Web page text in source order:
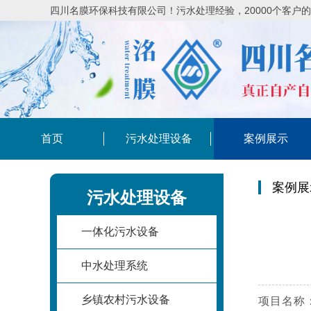
四川名膜环保科技有限公司！污水处理经验，20000个客户
首页 污水处理设备 案例展示
污水处理设备
一体化污水设备
中水处理系统
乡镇农村污水设备
案例
项目名称